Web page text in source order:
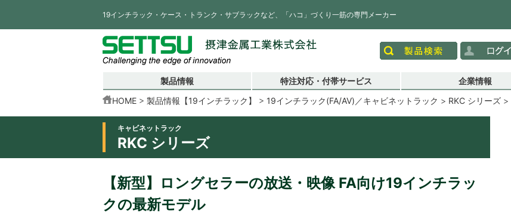
19インチラック・ケース・トランク・サブラックなど、「ハコ」づくり一筋の専門メーカー
製品情報 特注対応・付帯サービス 企業情報
HOME 製品情報【19インチラック】 19インチラック(FA/AV)／キャビネットラック RKC シリーズ
キャビネットラック
RKC シリーズ
【新型】ロングセラーの放送・映像 FA向け19インチラッ
クの最新モデル